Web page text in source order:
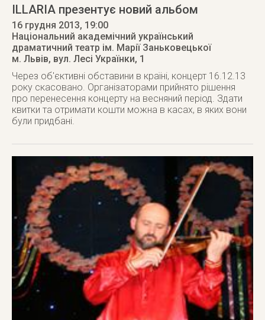
ILLARIA презентує новий альбом
16 грудня 2013, 19:00
Національний академічний український
драматичний театр ім. Марії Заньковецької
м. Львів, вул. Лесі Українки, 1
Через об'єктивні обставини в країні, концерт 16.12.13
року скасовано. Організаторами прийнято рішення
про перенесення концерту на весняний період. Здати
квитки та отримати кошти можна в касах, в яких вони
були придбані.